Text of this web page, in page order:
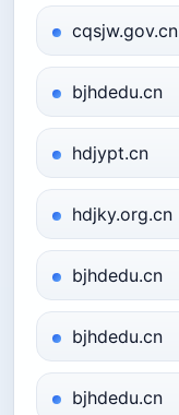
cqsjw.gov.cn
bjhdedu.cn
hdjypt.cn
hdjky.org.cn
bjhdedu.cn
bjhdedu.cn
bjhdedu.cn